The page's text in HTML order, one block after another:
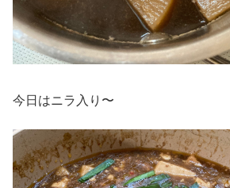
今日はニラ入り〜